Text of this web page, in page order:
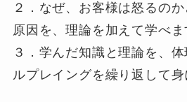
２．なぜ、お客様は怒るの
原因を、理論を加えて学べま
３．学んだ知識と理論を、
ルプレイングを繰り返して